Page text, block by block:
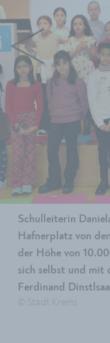
Schulleiterin
Hafnerplatz von
der Höhe von
sich selbst und mit
Ferdinand